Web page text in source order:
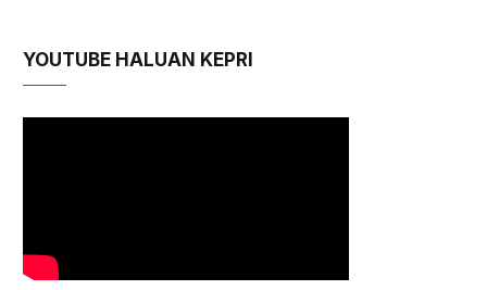
YOUTUBE HALUAN KEPRI